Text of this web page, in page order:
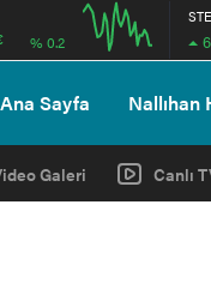
% 0.2
Ana Sayfa Nallıhan
Galeri Canlı